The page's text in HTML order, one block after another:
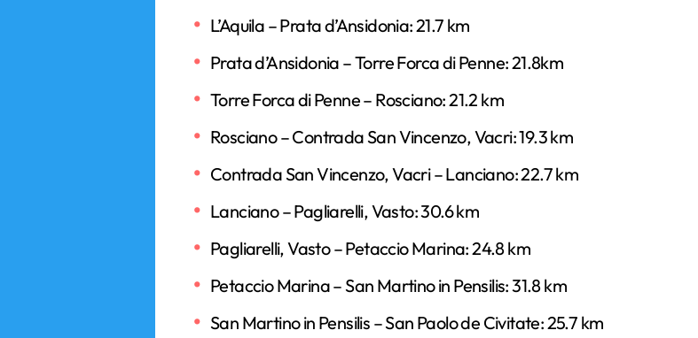
L’Aquila – Prata d’Ansidonia: 21.7 km
Prata d’Ansidonia – Torre Forca di Penne: 21.8km
Torre Forca di Penne – Rosciano: 21.2 km
Rosciano – Contrada San Vincenzo, Vacri: 19.3 km
Contrada San Vincenzo, Vacri – Lanciano: 22.7 km
Lanciano – Pagliarelli, Vasto: 30.6 km
Pagliarelli, Vasto – Petaccio Marina: 24.8 km
Petaccio Marina – San Martino in Pensilis: 31.8 km
San Martino in Pensilis – San Paolo de Civitate: 25.7 km